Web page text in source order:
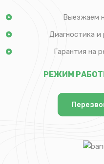
Выезжаем
Диагностика и
Гарантия на
РЕЖИМ